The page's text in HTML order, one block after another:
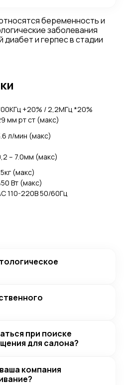
беременность и
заболевания
диабет и герпес в стадии
+20% / 2,2МГц *20%
мм рт ст (макс)
л/мин (макс)
– 7.0мм (макс)
(макс)
Вт (макс)
110-220B 50/60Гц
при поиске
для салона?
компания